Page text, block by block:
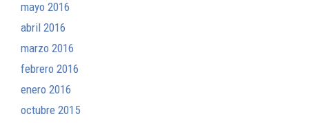
mayo 2016
abril 2016
marzo 2016
febrero 2016
enero 2016
octubre 2015